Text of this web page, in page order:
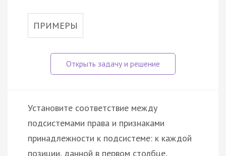
ПРИМЕРЫ
Установите соответствие между
подсистемами права и признаками
принадлежности к подсистеме: к каждой
позиции, данной в первом столбце,